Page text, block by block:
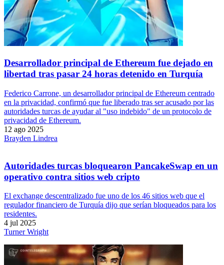
Desarrollador principal de Ethereum fue dejado en
libertad tras pasar 24 horas detenido en Turquía
Federico Carrone, un desarrollador principal de Ethereum centrado
en la privacidad, confirmó que fue liberado tras ser acusado por las
autoridades turcas de ayudar al "uso indebido" de un protocolo de
privacidad de Ethereum.
12 ago 2025
Brayden Lindrea
Autoridades turcas bloquearon PancakeSwap en un
operativo contra sitios web cripto
El exchange descentralizado fue uno de los 46 sitios web que el
regulador financiero de Turquía dijo que serían bloqueados para los
residentes.
4 jul 2025
Turner Wright